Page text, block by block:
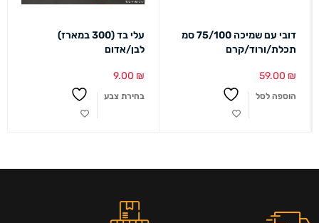
דובי עם שמיכה 75/100 סמ
תכלת/ורוד/קרם
59.00 ₪
הוספה לסל
עלי בד (300 במארז)
לבן/אדום
9.00 ₪
בחירת צבע